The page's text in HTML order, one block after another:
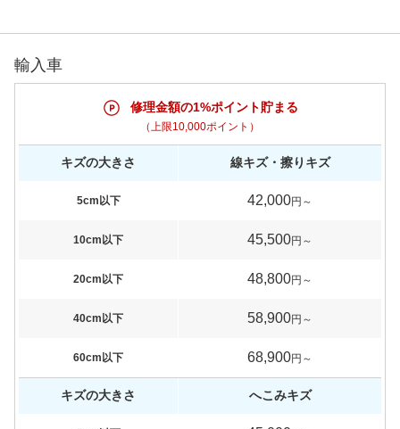
輸入車
修理金額の1%ポイント貯まる
（上限10,000ポイント）
キズの大きさ 線キズ・擦りキズ
5cm以下 42,000円～
10cm以下 45,500円～
20cm以下 48,800円～
40cm以下 58,900円～
60cm以下 68,900円～
キズの大きさ へこみキズ